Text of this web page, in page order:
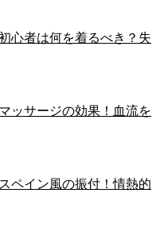
心者は何を着るべき？失
ッサージの効果！血流を
ペイン風の振付！情熱的